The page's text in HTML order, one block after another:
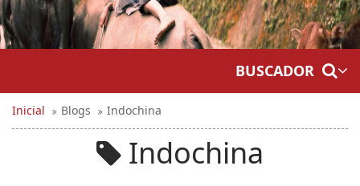
BUSCADOR
Inicial Blogs Indochina
Indochina